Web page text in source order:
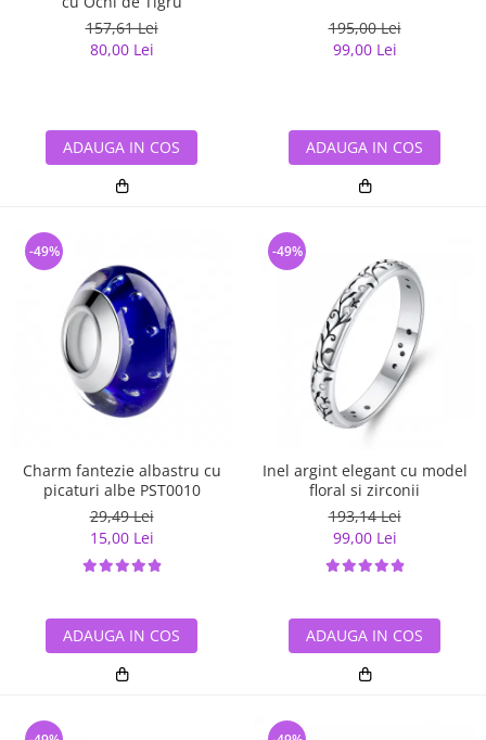
157,61 Lei
80,00 Lei
ADAUGA IN COS
195,00 Lei
99,00 Lei
ADAUGA IN COS
Charm fantezie albastru cu
picaturi albe PST0010
29,49 Lei
15,00 Lei
-49%
ADAUGA IN COS
Inel argint elegant cu model
floral si zirconii
193,14 Lei
99,00 Lei
-49%
ADAUGA IN COS